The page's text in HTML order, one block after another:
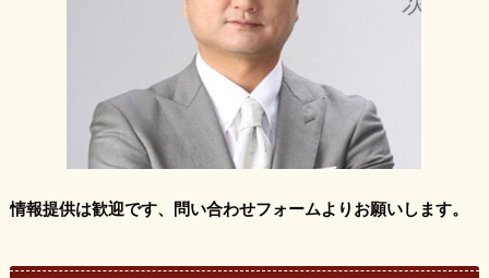
情報提供は歓迎です、問い合わせフォームよりお願いします。